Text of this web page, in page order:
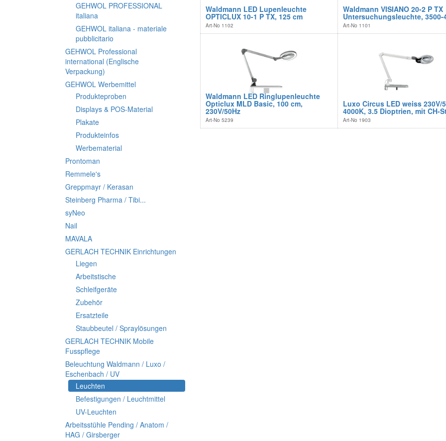
GEHWOL PROFESSIONAL
italiana
GEHWOL italiana - materiale
pubblicitario
GEHWOL Professional
international (Englische
Verpackung)
GEHWOL Werbemittel
Produkteproben
Displays & POS-Material
Plakate
Produkteinfos
Werbematerial
Prontoman
Remmele's
Greppmayr / Kerasan
Steinberg Pharma / Tibi...
syNeo
Nail
MAVALA
GERLACH TECHNIK Einrichtungen
Liegen
Arbeitstische
Schleifgeräte
Zubehör
Ersatzteile
Staubbeutel / Spraylösungen
GERLACH TECHNIK Mobile
Fusspflege
Beleuchtung Waldmann / Luxo /
Eschenbach / UV
Leuchten
Befestigungen / Leuchtmittel
UV-Leuchten
Arbeitsstühle Pending / Anatom /
HAG / Girsberger
Waldmann LED Lupenleuchte
OPTICLUX 10-1 P TX, 125 cm
Art-No 1102
Waldmann VISIANO 20-2 P TX
Untersuchungsleuchte, 3500-
Art-No 1101
Waldmann LED Ringlupenleuchte
Opticlux MLD Basic, 100 cm,
230V/50Hz
Art-No 5239
Luxo Circus LED weiss 230V/
4000K, 3.5 Dioptrien, mit CH-
Art-No 1903